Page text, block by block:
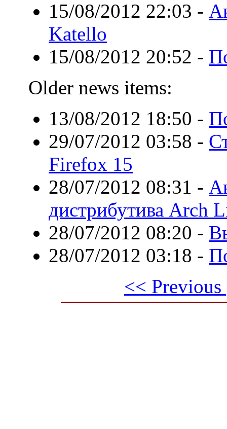
15/08/2012 22:03 -
Katello
15/08/2012 20:52 -
Older news items:
13/08/2012 18:50 -
29/07/2012 03:58 -
Firefox 15
28/07/2012 08:31 -
дистрибутива Arch
28/07/2012 08:20 -
28/07/2012 03:18 -
<< Previous